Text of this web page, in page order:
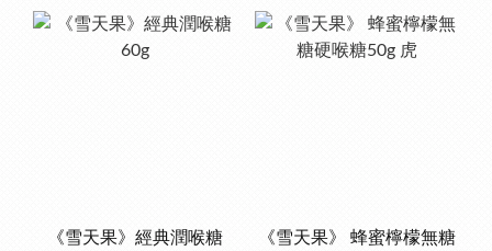
《雪天果》經典潤喉糖
《雪天果》 蜂蜜檸檬無糖